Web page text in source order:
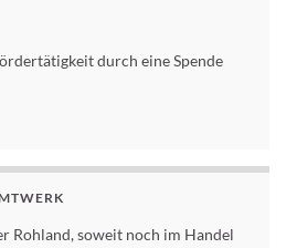
durch eine Spende
Rohland, soweit noch im Handel